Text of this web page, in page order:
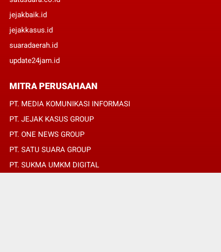
jejakbaik.id
jejakkasus.id
suaradaerah.id
update24jam.id
MITRA PERUSAHAAN
PT. MEDIA KOMUNIKASI INFORMASI
PT. JEJAK KASUS GROUP
PT. ONE NEWS GROUP
PT. SATU SUARA GROUP
PT. SUKMA UMKM DIGITAL